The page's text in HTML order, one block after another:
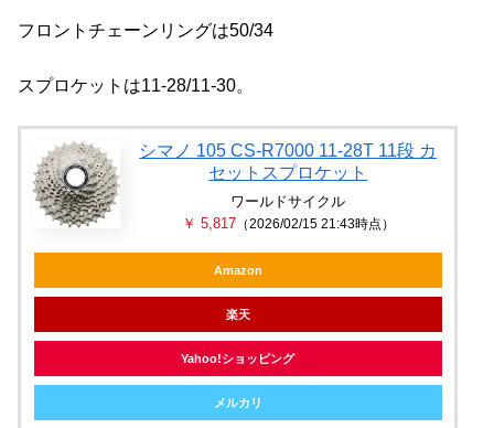
フロントチェーンリングは50/34
スプロケットは11-28/11-30。
シマノ 105 CS-R7000 11-28T 11段 カ
セットスプロケット
ワールドサイクル
￥ 5,817 （2026/02/15 21:43時点）
Amazon
楽天
Yahoo!ショッピング
メルカリ